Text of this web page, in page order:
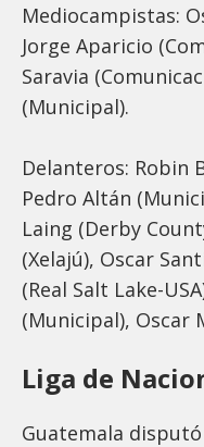
Mediocampistas:
Jorge Aparicio
Saravia
(Municipal).
Delanteros: Robin
Pedro Altán
Laing (Derby
(Xelajú), Oscar
(Real Salt Lake-
(Municipal), Oscar
Liga de
Guatemala